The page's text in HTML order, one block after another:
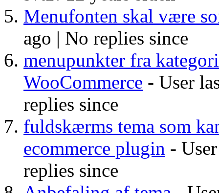
Menufonten skal være
ago | No replies since
menupunkter fra
WooCommerce - User
replies since
fuldskærms tema som
ecommerce plugin -
replies since